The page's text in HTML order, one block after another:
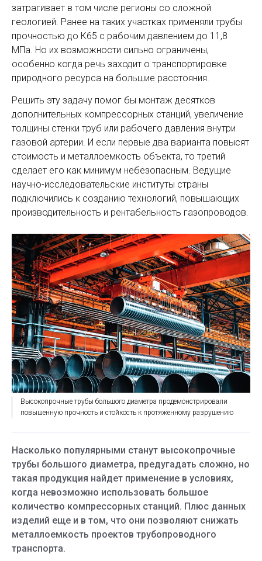
затрагивает в том числе регионы со сложной
геологией. Ранее на таких участках применяли трубы
прочностью до К65 с рабочим давлением до 11,8
МПа. Но их возможности сильно ограничены,
особенно когда речь заходит о транспортировке
природного ресурса на большие расстояния.
Решить эту задачу помог бы монтаж десятков
дополнительных компрессорных станций, увеличение
толщины стенки труб или рабочего давления внутри
газовой артерии. И если первые два варианта повысят
стоимость и металлоемкость объекта, то третий
сделает его как минимум небезопасным. Ведущие
научно-исследовательские институты страны
подключились к созданию технологий, повышающих
производительность и рентабельность газопроводов.
Высокопрочные трубы большого диаметра продемонстрировали
повышенную прочность и стойкость к протяженному разрушению
Насколько популярными станут высокопрочные
трубы большого диаметра, предугадать сложно, но
такая продукция найдет применение в условиях,
когда невозможно использовать большое
количество компрессорных станций. Плюс данных
изделий еще и в том, что они позволяют снижать
металлоемкость проектов трубопроводного
транспорта.